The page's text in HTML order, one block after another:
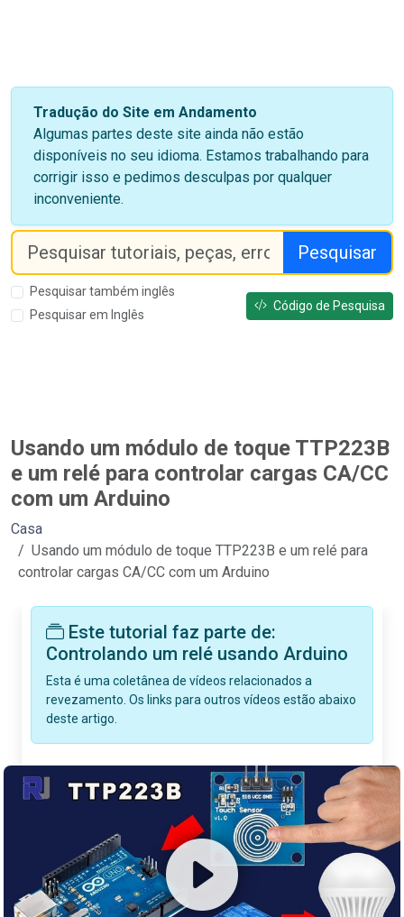
Tradução do Site em Andamento
Algumas partes deste site ainda não estão
disponíveis no seu idioma. Estamos trabalhando para
corrigir isso e pedimos desculpas por qualquer
inconveniente.
Pesquisar
Pesquisar também inglês
Pesquisar em Inglês
Código de Pesquisa
Usando um módulo de toque TTP223B
e um relé para controlar cargas CA/CC
com um Arduino
Casa
Usando um módulo de toque TTP223B e um relé para
controlar cargas CA/CC com um Arduino
Este tutorial faz parte de:
Controlando um relé usando Arduino
Esta é uma coletânea de vídeos relacionados a
revezamento. Os links para outros vídeos estão abaixo
deste artigo.